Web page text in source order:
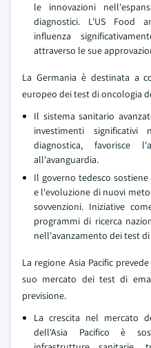
le innovazioni
diagnostici. L'US Food
influenza
attraverso le sue
La Germania è destinata a
europeo dei test di oncologia
Il sistema sanitario
investimenti
diagnostica, favorisce
all'avanguardia.
Il governo tedesco
e l'evoluzione di nuovi
sovvenzioni. Iniziative
programmi di ricerca
nell'avanzamento dei test
La regione Asia Pacific
suo mercato dei test di
previsione.
La crescita nel mercato
dell'Asia Pacifico è